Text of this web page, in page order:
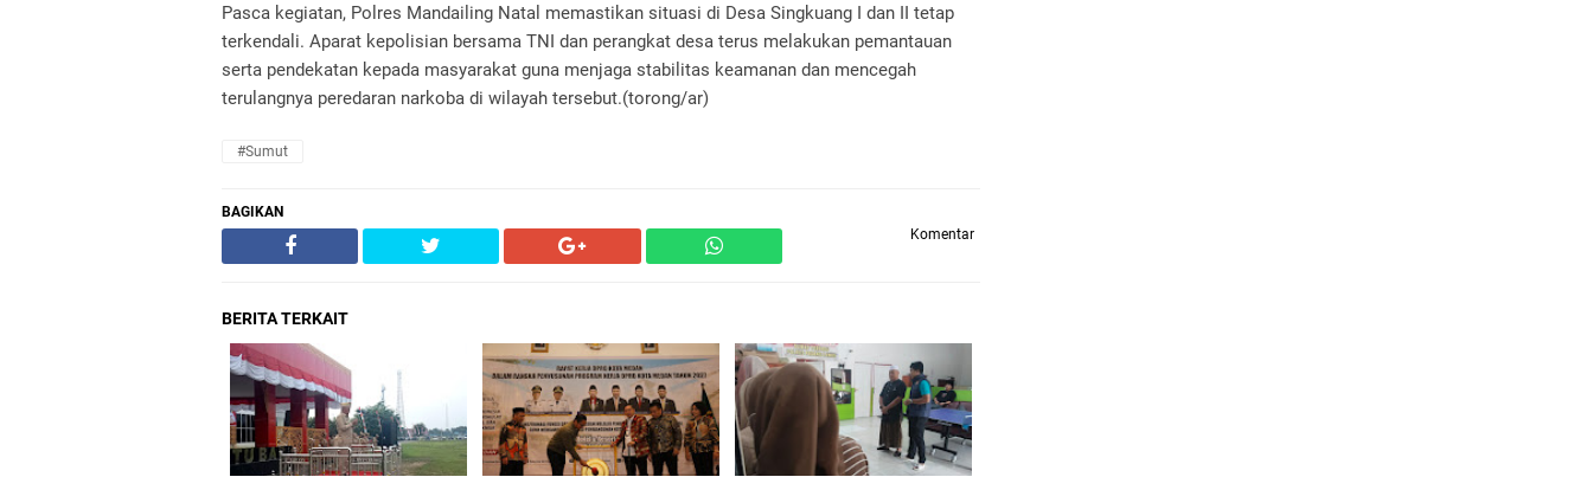
Pasca kegiatan, Polres Mandailing Natal memastikan situasi di Desa Singkuang I dan II tetap
terkendali. Aparat kepolisian bersama TNI dan perangkat desa terus melakukan pemantauan
serta pendekatan kepada masyarakat guna menjaga stabilitas keamanan dan mencegah
terulangnya peredaran narkoba di wilayah tersebut.(torong/ar)
#Sumut
BAGIKAN
Komentar
BERITA TERKAIT